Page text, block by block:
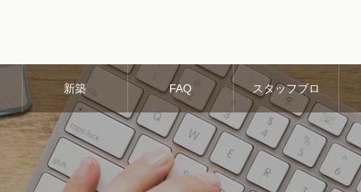
新築 FAQ スタッフブロ
グ